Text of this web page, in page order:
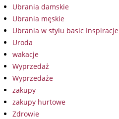
Ubrania damskie
Ubrania męskie
Ubrania w stylu basic Inspiracje
Uroda
wakacje
Wyprzedaż
Wyprzedaże
zakupy
zakupy hurtowe
Zdrowie